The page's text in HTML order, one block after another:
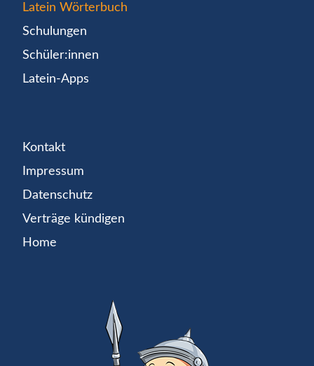
Latein Wörterbuch
Schulungen
Schüler:innen
Latein-Apps
Kontakt
Impressum
Datenschutz
Verträge kündigen
Home